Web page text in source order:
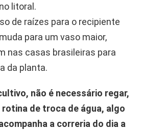
litoral.
de raízes para o recipiente
para um vaso maior,
nas casas brasileiras para
da planta.
não é necessário regar,
de troca de água, algo
a correria do dia a